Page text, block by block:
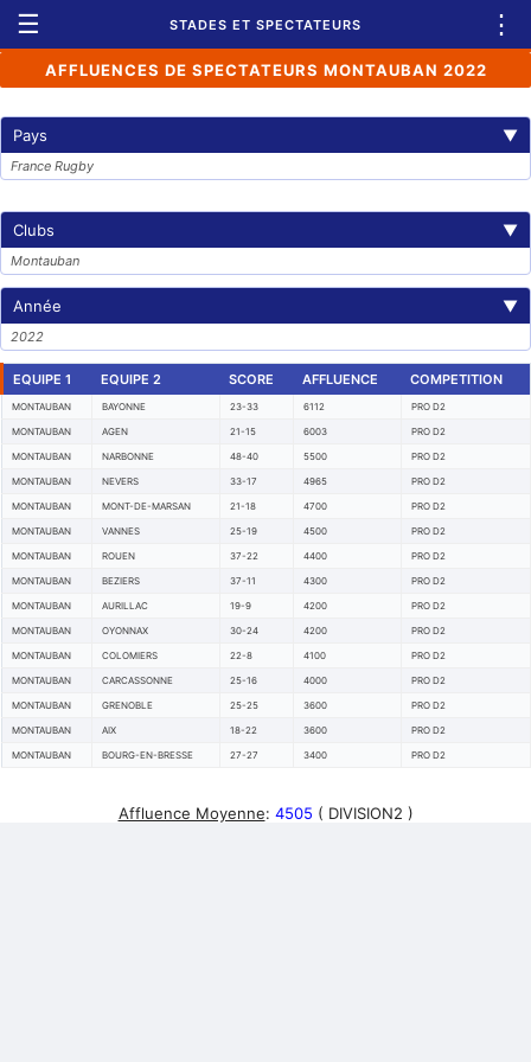
☰ STADES ET SPECTATEURS ⋮
AFFLUENCES DE SPECTATEURS MONTAUBAN 2022
Pays ▼
France Rugby
Clubs ▼
Montauban
Année ▼
2022
EQUIPE 1 EQUIPE 2 SCORE AFFLUENCE COMPETITION
MONTAUBAN BAYONNE 23-33 6112 PRO D2
MONTAUBAN AGEN 21-15 6003 PRO D2
MONTAUBAN NARBONNE 48-40 5500 PRO D2
MONTAUBAN NEVERS 33-17 4965 PRO D2
MONTAUBAN MONT-DE-MARSAN 21-18 4700 PRO D2
MONTAUBAN VANNES 25-19 4500 PRO D2
MONTAUBAN ROUEN 37-22 4400 PRO D2
MONTAUBAN BEZIERS 37-11 4300 PRO D2
MONTAUBAN AURILLAC 19-9 4200 PRO D2
MONTAUBAN OYONNAX 30-24 4200 PRO D2
MONTAUBAN COLOMIERS 22-8 4100 PRO D2
MONTAUBAN CARCASSONNE 25-16 4000 PRO D2
MONTAUBAN GRENOBLE 25-25 3600 PRO D2
MONTAUBAN AIX 18-22 3600 PRO D2
MONTAUBAN BOURG-EN-BRESSE 27-27 3400 PRO D2
Affluence Moyenne: 4505 ( DIVISION2 )